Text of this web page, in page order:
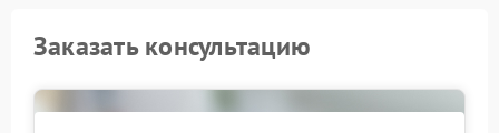
Заказать консультацию